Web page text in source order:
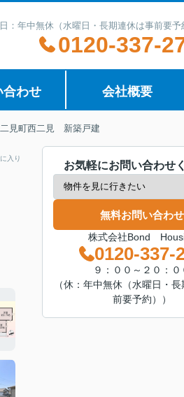
年中無休（水曜日・長期連休は事前要予
0120-337-
合わせ 会社概要
見町西二見 新築戸建
入り
お気軽にお問い合わせ
無料お問い合わせ
株式会社Bond
0120-337-
９：００～２０：０
（休：年中無休（水曜日・
前要予約））